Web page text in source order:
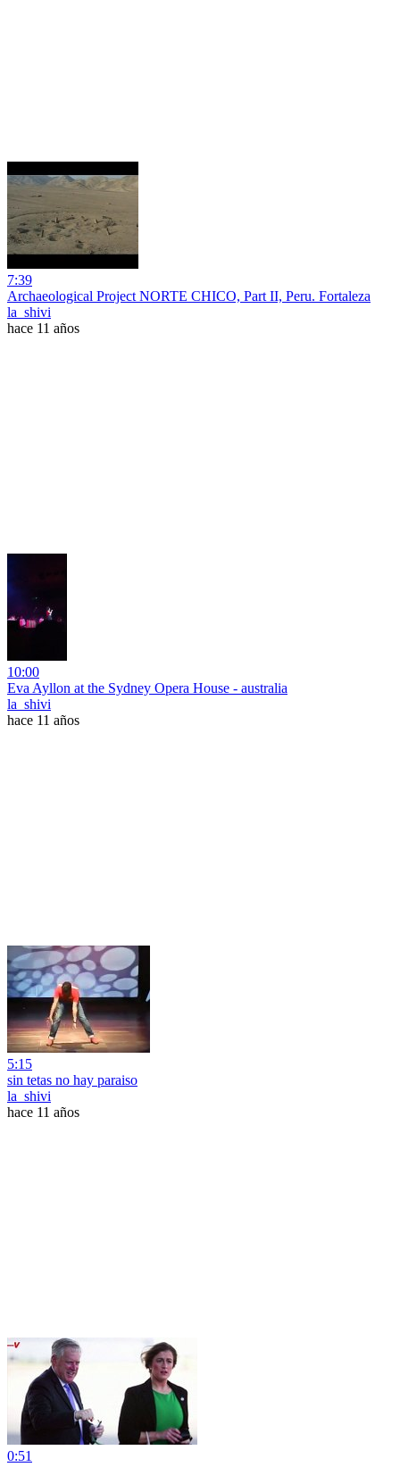
7:39
Archaeological Project NORTE CHICO, Part II, Peru. Fortaleza
la_shivi
hace 11 años
10:00
Eva Ayllon at the Sydney Opera House - australia
la_shivi
hace 11 años
5:15
sin tetas no hay paraiso
la_shivi
hace 11 años
0:51